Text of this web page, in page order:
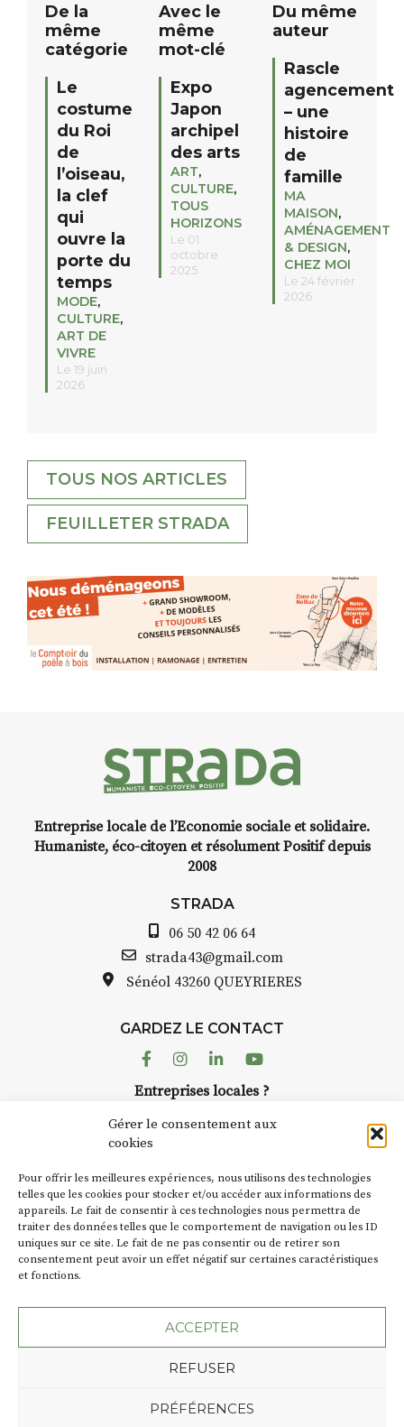
Gérer le consentement aux
cookies
Pour offrir les meilleures expériences, nous utilisons des technologies
telles que les cookies pour stocker et/ou accéder aux informations des
appareils. Le fait de consentir à ces technologies nous permettra de
traiter des données telles que le comportement de navigation ou les ID
uniques sur ce site. Le fait de ne pas consentir ou de retirer son
consentement peut avoir un effet négatif sur certaines caractéristiques
et fonctions.
ACCEPTER
REFUSER
PRÉFÉRENCES
De la
même
catégorie
Le
costume
du Roi
de
l’oiseau,
la clef
qui
ouvre la
porte du
temps
MODE,
CULTURE,
ART DE
VIVRE
Le 19 juin
2026
Avec le
même
mot-clé
Expo
Japon
archipel
des arts
ART,
CULTURE,
TOUS
HORIZONS
Le 01
octobre
2025
Du même
auteur
Rascle
agencement
– une
histoire
de
famille
MA
MAISON,
AMÉNAGEMENT
& DESIGN,
CHEZ MOI
Le 24 février
2026
TOUS NOS ARTICLES
FEUILLETER STRADA
Entreprise locale de l’Economie sociale et solidaire.
Humaniste, éco-citoyen et résolument Positif depuis
2008
STRADA
06 50 42 06 64
strada43@gmail.com
Sénéol 43260 QUEYRIERES
GARDEZ LE CONTACT
FacebookInstagram
LinkedinYoutube
Entreprises locales ?
Suivez toute l'actu de Strada
Plan du site
Politique de confidentialité